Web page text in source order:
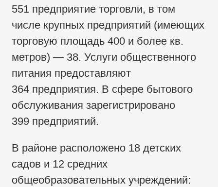
551 предприятие торговли, в том
числе крупных предприятий (имеющих
торговую площадь 400 и более кв.
метров) — 38. Услуги общественного
питания предоставляют
364 предприятия. В сфере бытового
обслуживания зарегистрировано
399 предприятий.
В районе расположено 18 детских
садов и 12 средних
общеобразовательных учреждений: